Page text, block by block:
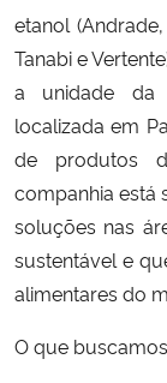
Ministério da Mulher,
Secretaria-Geral
Secretaria de Governo
Gabinete de
Advocacia-Geral da
Banco Central do Brasil
etanol
Tanabi e
a unidade da
localizada em
de produtos
companhia está
soluções nas
sustentável e
alimentares do
O que